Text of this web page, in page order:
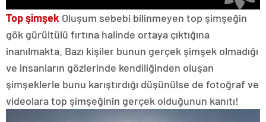
Top şimşek Oluşum sebebi bilinmeyen top şimşeğin
gök gürültülü fırtına halinde ortaya çıktığına
inanılmakta. Bazı kişiler bunun gerçek şimşek olmadığı
ve insanların gözlerinde kendiliğinden oluşan
şimşeklerle bunu karıştırdığı düşünülse de fotoğraf ve
videolara top şimşeğinin gerçek olduğunun kanıtı!